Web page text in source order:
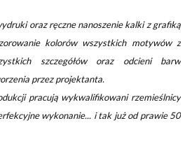
oraz ręczne nanoszenie kalki z grafiką
kolorów wszystkich motywów z
szczegółów oraz odcieni barw
przez projektanta.
pracują wykwalifikowani rzemieślnicy
wykonanie... i tak już od prawie 50